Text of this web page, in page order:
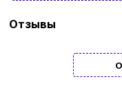
Отзывы